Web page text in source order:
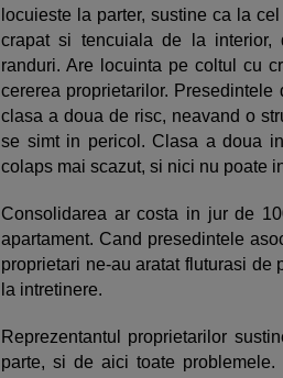
locuieste la parter, sustine ca la
crapat si tencuiala de la
randuri. Are locuinta pe coltul cu
cererea proprietarilor.
clasa a doua de risc, neavand o
se simt in pericol. Clasa a doua
colaps mai scazut, si nici nu poate
Consolidarea ar costa in jur de
apartament. Cand presedintele
proprietari ne-au aratat fluturasi
la intretinere.
Reprezentantul proprietarilor
parte, si de aici toate